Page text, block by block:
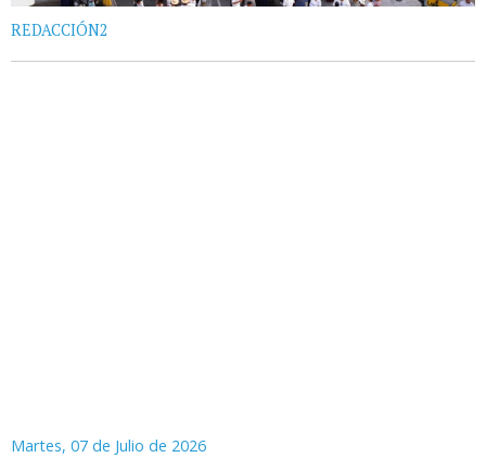
REDACCIÓN2
Martes, 07 de Julio de 2026